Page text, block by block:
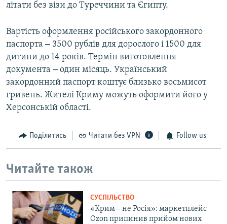
літати без візи до Туреччини та Єгипту.
Вартість оформлення російського закордонного
паспорта – 3500 рублів для дорослого і 1500 для
дитини до 14 років. Термін виготовлення
документа – один місяць. Український
закордонний паспорт коштує близько восьмисот
гривень. Жителі Криму можуть оформити його у
Херсонській області.
Поділитись Читати без VPN Follow us
Читайте також
СУСПІЛЬСТВО
«Крим – не Росія»: маркетплейс
Ozon припинив прийом нових